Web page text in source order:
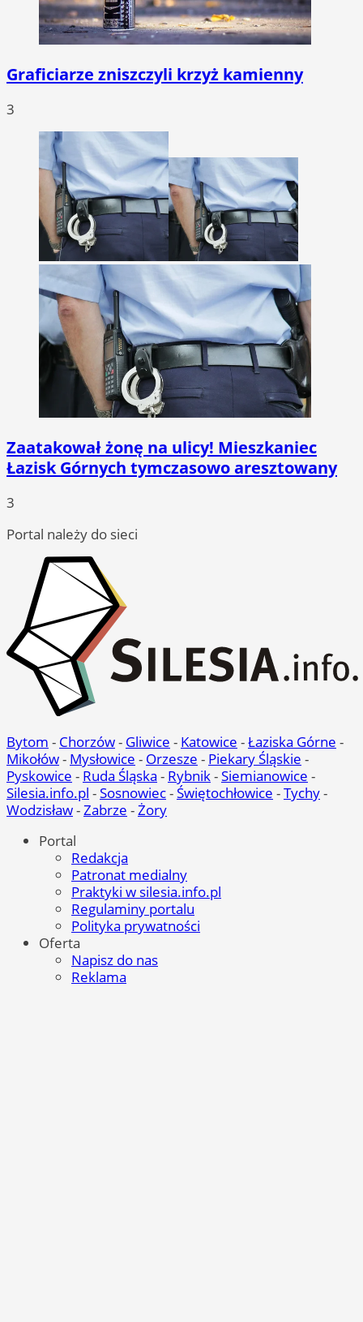
Graficiarze zniszczyli krzyż kamienny
3
Zaatakował żonę na ulicy! Mieszkaniec
Łazisk Górnych tymczasowo aresztowany
3
Portal należy do sieci
Bytom - Chorzów- Gliwice - Katowice -Łaziska Górne -
Mikołów- Mysłowice - Orzesze - Piekary Śląskie -
Pyskowice - Ruda Śląska - Rybnik-Siemianowice -
Silesia.info.pl -Sosnowiec-Świętochłowice -Tychy-
Wodzisław-Zabrze -Żory
Portal
Redakcja
Patronat medialny
Praktyki w silesia.info.pl
Regulaminy portalu
Polityka prywatności
Oferta
Napisz do nas
Reklama